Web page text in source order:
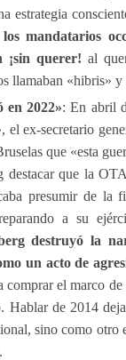
estrategia
los mandatarios
¡sin querer! al
llamaban «hibris»
en 2022»: En abril
el ex-secretario
que «esta
destacar que la
presumir de la
a su
destruyó la
un acto de
comprar el marco
Hablar de 2014
sino como